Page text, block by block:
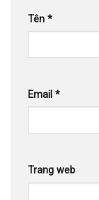
Tên *
Email *
Trang web